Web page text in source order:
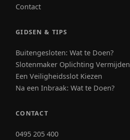
Contact
GIDSEN & TIPS
Buitengesloten: Wat te Doen?
Slotenmaker Oplichting Vermijden
Een Veiligheidsslot Kiezen
Na een Inbraak: Wat te Doen?
CONTACT
0495 205 400